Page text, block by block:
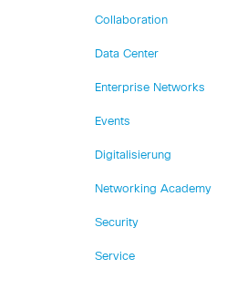
Collaboration
Data Center
Enterprise Networks
Events
Digitalisierung
Networking Academy
Security
Service